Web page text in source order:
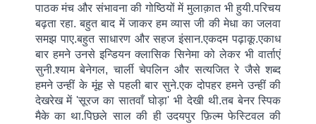
पाठक मंच और संभावना की गोष्ठियों में मुलाक़ात भी हुयी.परिचय
बढ़ता रहा. बहुत बाद में जाकर हम व्यास जी की मेधा का जलवा
समझ पाए.बहुत साधारण और सहज इंसान.एकदम पढ़ाकू.एकाध
बार हमने उनसे इन्डियन क्लासिक सिनेमा को लेकर भी वार्ताएं
सुनी.श्याम बेनेगल, चार्ली चेपलिन और सत्यजित रे जैसे शब्द
हमने उन्हीं के मूंह से पहली बार सुने.एक दोपहर हमने उन्हीं की
देखरेख में 'सूरज का सातवाँ घोड़ा' भी देखी थी.तब बेनर स्पिक
मैके का था.पिछले साल की ही उदयपुर फ़िल्म फेस्टिवल की